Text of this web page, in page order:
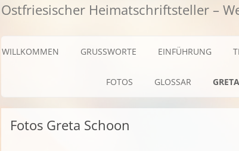
Ostfriesischer Heimatschriftsteller –
WILLKOMMEN GRUSSWORTE EINFÜHRUNG
FOTOS GLOSSAR
Fotos Greta Schoon